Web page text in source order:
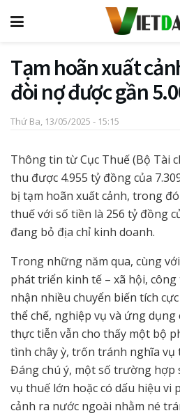
Tạm hoãn xuất
đòi nợ được gần
Thứ Ba, 13/05/2025 - 15:15
Thông tin từ Cục Thuế (Bộ Tài
thu được 4.955 tỷ đồng của
bị tạm hoãn xuất cảnh, trong
thuế với số tiền là 256 tỷ đồng
đang bỏ địa chỉ kinh doanh.
Trong những năm qua, cùng
phát triển kinh tế – xã hội,
nhận nhiều chuyển biến tích
thể chế, nghiệp vụ và ứng
thực tiễn vẫn cho thấy một bộ
tình chây ỳ, trốn tránh nghĩa vụ
Đáng chú ý, một số trường hợp
vụ thuế lớn hoặc có dấu hiệu vi
cảnh ra nước ngoài nhằm né